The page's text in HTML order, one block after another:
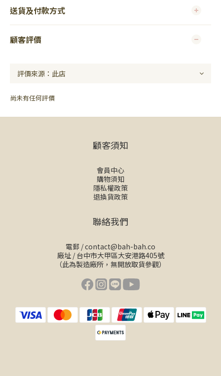
送貨及付款方式
顧客評價
尚未有任何評價
顧客須知
會員中心
購物須知
隱私權政策
退換貨政策
聯絡我們
電郵 /contact@bah-bah.co
廠址 / 台中市大甲區大安港路405號
（此為製造廠所，無開放取貨參觀）